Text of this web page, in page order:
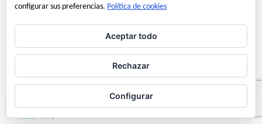
opina
Cuantas veces hemos oído a alguien recomendarnos tal o cual
medicamento para no se que porque a el o ella le fue muy bien, todos
hemos sido médicos en algún momento de nuestras vidas. Pues en la
construcción pasa mas o menos lo mismo. «Pues en ese solar van a
construir 32 viviendas pero no…
Read More
configurar sus preferencias. Política de cookies
Aceptar todo
Rechazar
Configurar